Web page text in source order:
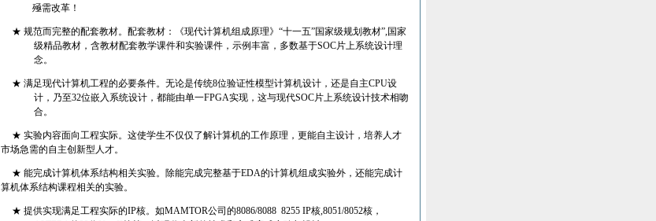
殛需改革！
★ 规范而完整的配套教材。配套教材：《现代计算机组成原理》“十一五”国家级规划教材”,国家
级精品教材，含教材配套教学课件和实验课件，示例丰富，多数基于SOC片上系统设计理
念。
★ 满足现代计算机工程的必要条件。无论是传统8位验证性模型计算机设计，还是自主CPU设
计，乃至32位嵌入系统设计，都能由单一FPGA实现，这与现代SOC片上系统设计技术相吻
合。
★ 实验内容面向工程实际。这使学生不仅仅了解计算机的工作原理，更能自主设计，培养人才
市场急需的自主创新型人才。
★ 能完成计算机体系结构相关实验。除能完成完整基于EDA的计算机组成实验外，还能完成计
算机体系结构课程相关的实验。
★ 提供实现满足工程实际的IP核。如MAMTOR公司的8086/8088 8255 IP核,8051/8052核，